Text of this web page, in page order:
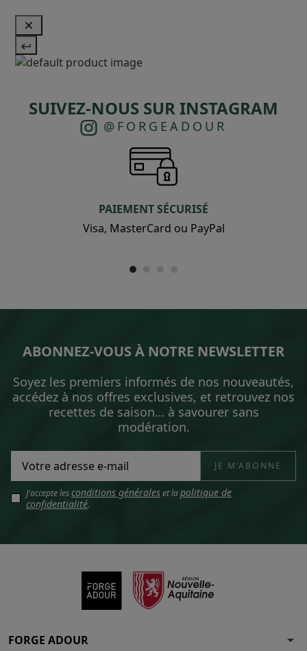
SUIVEZ-NOUS SUR INSTAGRAM
@FORGEADOUR
PAIEMENT SÉCURISÉ
Visa, MasterCard ou PayPal
ABONNEZ-VOUS À NOTRE NEWSLETTER
Soyez les premiers informés de nos nouveautés,
accédez à nos offres exclusives, et retrouvez nos
recettes de saison… à savourer sans
modération.
J'accepte lesconditions généraleset lapolitique de
confidentialité.
FORGE ADOUR arrow_drop_down